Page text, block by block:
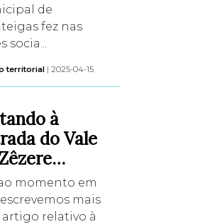
de
fez nas
socia...
territorial | 2025-04-15
à
do Vale
momento em
mais
artigo relativo à